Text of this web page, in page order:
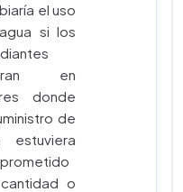
el uso
si los
en
donde
de
estuviera
o